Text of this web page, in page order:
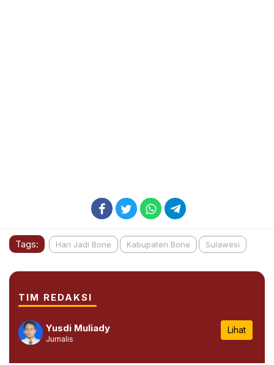
Tags: Hari Jadi Bone Kabupaten Bone Sulawesi
TIM REDAKSI
Yusdi Muliady
Jurnalis
Lihat